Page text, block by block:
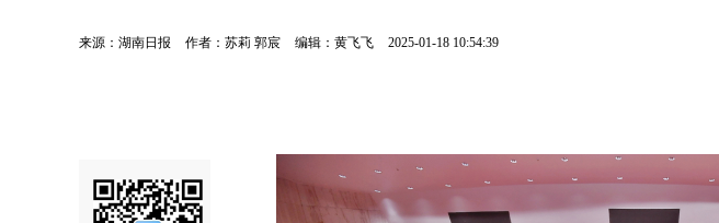
来源：湖南日报 作者：苏莉 郭宸 编辑：黄飞飞 2025-01-18 10:54:39